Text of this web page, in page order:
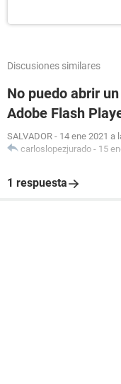
Discusiones similares
No puedo abrir
Adobe Flash
SALVADOR - 14 ene 2021 a
carloslopezjurado - 15
1 respuesta